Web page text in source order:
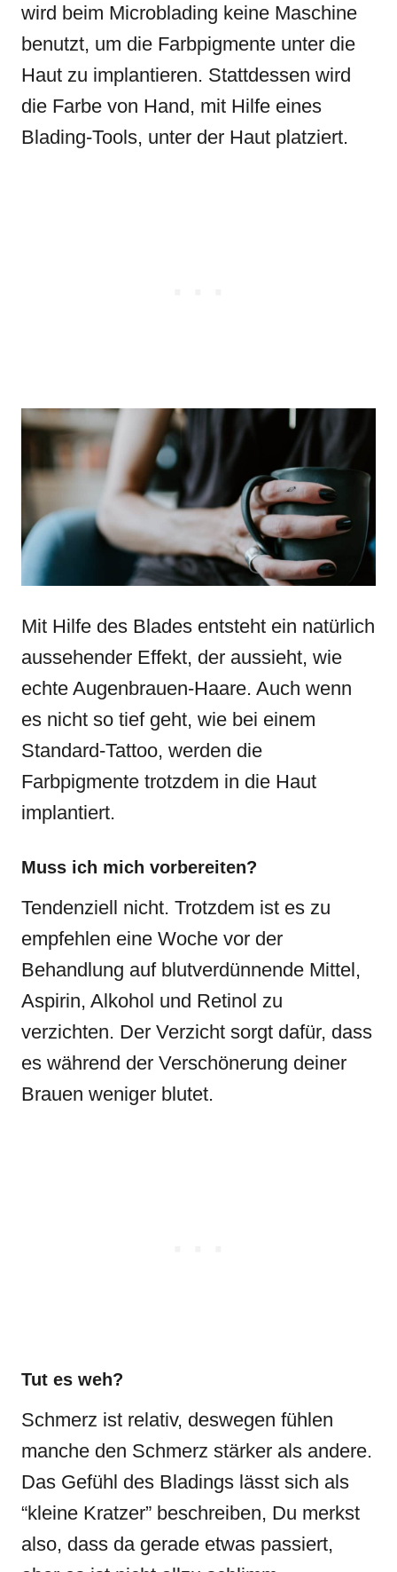
wird beim Microblading keine Maschine
benutzt, um die Farbpigmente unter die
Haut zu implantieren. Stattdessen wird
die Farbe von Hand, mit Hilfe eines
Blading-Tools, unter der Haut platziert.
Mit Hilfe des Blades entsteht ein natürlich
aussehender Effekt, der aussieht, wie
echte Augenbrauen-Haare. Auch wenn
es nicht so tief geht, wie bei einem
Standard-Tattoo, werden die
Farbpigmente trotzdem in die Haut
implantiert.
Muss ich mich vorbereiten?
Tendenziell nicht. Trotzdem ist es zu
empfehlen eine Woche vor der
Behandlung auf blutverdünnende Mittel,
Aspirin, Alkohol und Retinol zu
verzichten. Der Verzicht sorgt dafür, dass
es während der Verschönerung deiner
Brauen weniger blutet.
Tut es weh?
Schmerz ist relativ, deswegen fühlen
manche den Schmerz stärker als andere.
Das Gefühl des Bladings lässt sich als
“kleine Kratzer” beschreiben, Du merkst
also, dass da gerade etwas passiert,